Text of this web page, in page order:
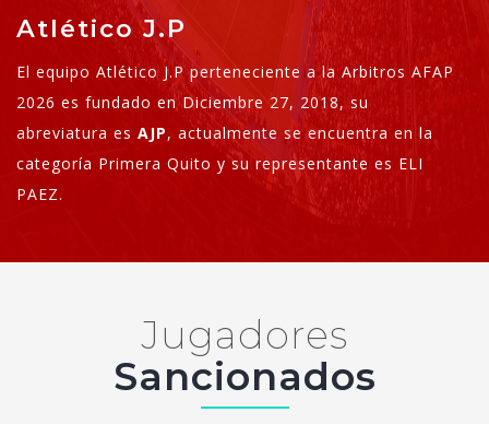
Atlético J.P
El equipo Atlético J.P perteneciente a la Arbitros AFAP
2026 es fundado en Diciembre 27, 2018, su
abreviatura es AJP, actualmente se encuentra en la
categoría Primera Quito y su representante es ELI
PAEZ.
Jugadores
Sancionados